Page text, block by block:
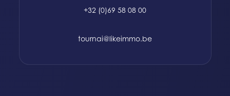
+32 (0)69 58 08 00
tournai@likeimmo.be